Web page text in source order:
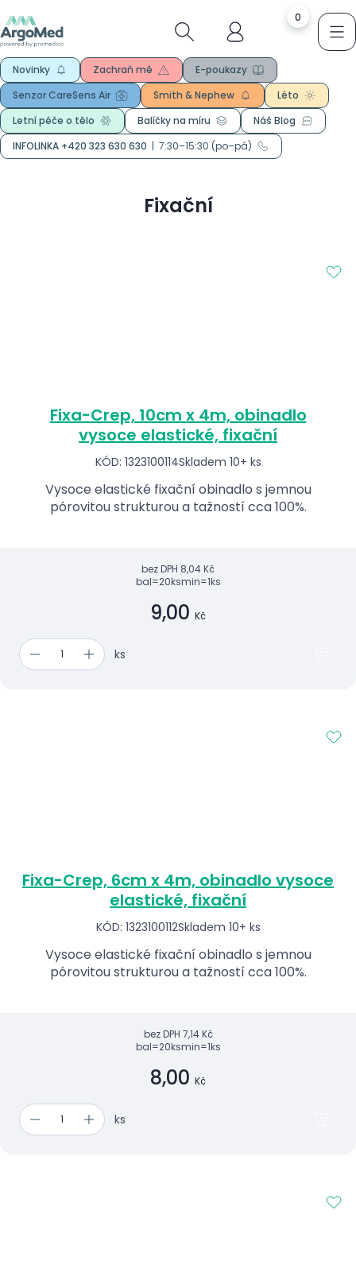
0
Novinky Zachraň mě
E-poukazy
Senzor CareSens Air
Smith & Nephew
Léto
Letní péče o tělo
Balíčky na míru
Náš Blog
INFOLINKA +420 323 630 630 | 7:30–15:30 (po–pá)
Fixační
Fixa-Crep, 10cm x 4m, obinadlo
vysoce elastické, fixační
KÓD: 1323100114Skladem 10+ ks
Vysoce elastické fixační obinadlo s jemnou
pórovitou strukturou a tažností cca 100%.
bez DPH 8,04 Kč
bal=20ksmin=1ks
9,00 Kč
ks
Fixa-Crep, 6cm x 4m, obinadlo vysoce
elastické, fixační
KÓD: 1323100112Skladem 10+ ks
Vysoce elastické fixační obinadlo s jemnou
pórovitou strukturou a tažností cca 100%.
bez DPH 7,14 Kč
bal=20ksmin=1ks
8,00 Kč
ks